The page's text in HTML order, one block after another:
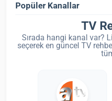
Popüler Kanallar
TV
Sırada hangi kanal var?
seçerek en güncel TV